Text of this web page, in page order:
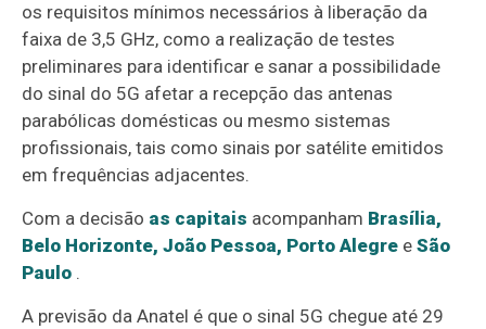
os requisitos mínimos necessários à liberação da
faixa de 3,5 GHz, como a realização de testes
preliminares para identificar e sanar a possibilidade
do sinal do 5G afetar a recepção das antenas
parabólicas domésticas ou mesmo sistemas
profissionais, tais como sinais por satélite emitidos
em frequências adjacentes.
Com a decisão as capitais acompanham Brasília,
Belo Horizonte, João Pessoa, Porto Alegre eSão
Paulo .
A previsão da Anatel é que o sinal 5G chegue até 29